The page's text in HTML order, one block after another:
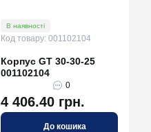
В наявності
Код товару: 001102104
Корпус GT 30-30-25
001102104
0
4 406.40 грн.
До кошика